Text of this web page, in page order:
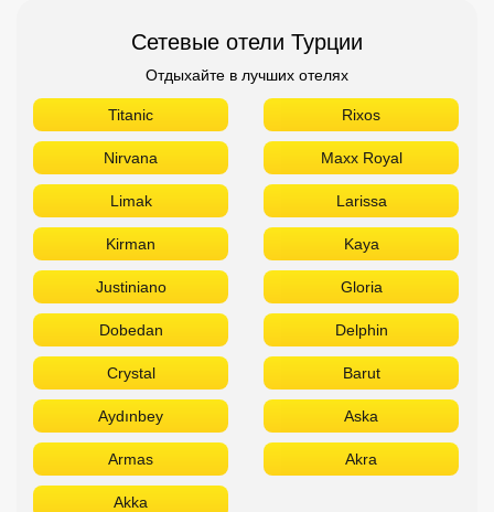
Сетевые отели Турции
Отдыхайте в лучших отелях
Titanic Rixos
Nirvana Maxx Royal
Limak Larissa
Kirman Kaya
Justiniano Gloria
Dobedan Delphin
Crystal Barut
Aydınbey Aska
Armas Akra
Akka